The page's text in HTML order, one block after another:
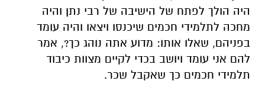
היה הולך לפתח של הישיבה של רבי נתן והיה
מחכה לתלמידי חכמים שיכנסו ויצאו והיה עומד
בפניהם, שאלו אותו: מדוע אתה נוהג כך?, אמר
להם אני עומד ויושב בכדי לקיים מצוות כיבוד
תלמידי חכמים כך שאקבל שכר.